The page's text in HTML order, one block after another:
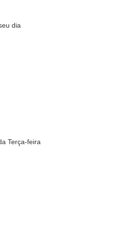
dia
Terça-feira